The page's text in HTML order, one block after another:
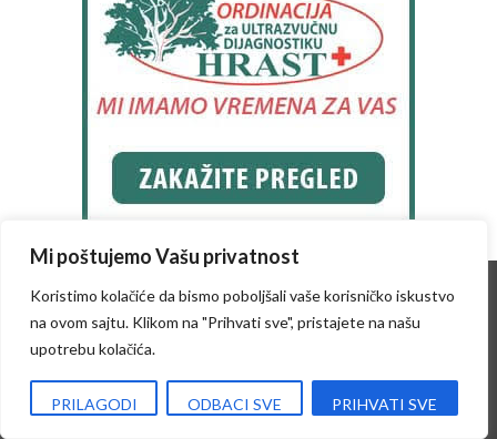
Mi poštujemo Vašu privatnost
Koristimo kolačiće da bismo poboljšali vaše korisničko iskustvo
na ovom sajtu. Klikom na "Prihvati sve", pristajete na našu
upotrebu kolačića.
PRILAGODI ODBACI SVE PRIHVATI SVE
Сва права задржана